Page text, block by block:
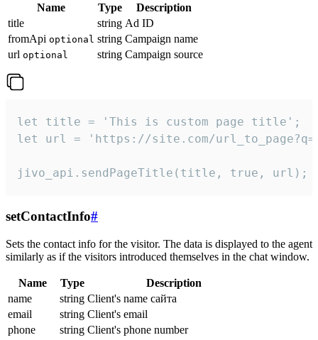
Name Type
Description
title
string Ad ID
fromApi optional string Campaign name
url optional string Campaign source
let title = 'This is custom page title';
let url = 'https://site.com/
jivo_api.sendPageTitle(title, true, url);
setContactInfo#
Sets the contact info for the visitor. The data is displayed to the agent
similarly as if the visitors introduced themselves in the chat window.
Name Type
Description
name
string Client's name сайта
email
string Client's email
phone
string Client's phone number